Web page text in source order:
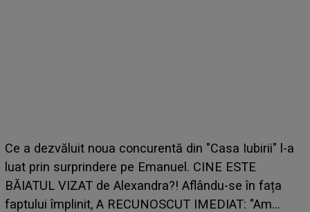
Ce a dezvăluit noua concurentă din "Casa Iubirii" l-a
luat prin surprindere pe Emanuel. CINE ESTE
BĂIATUL VIZAT de Alexandra?! Aflându-se în fața
faptului împlinit, A RECUNOSCUT IMEDIAT: "Am